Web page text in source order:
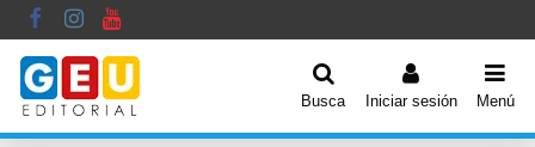
Busca Iniciar sesión Menú